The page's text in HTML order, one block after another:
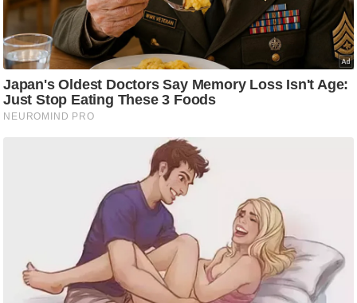
w
s
ला
इ
फ
स्टा
ब्यू